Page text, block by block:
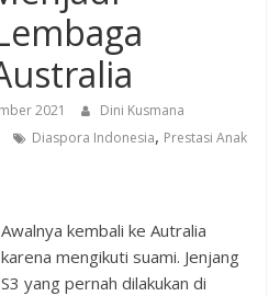
2021
Dini Kusmana
Diaspora Indonesia, Prestasi Anak
Awalnya kembali ke Autralia
karena mengikuti suami. Jenjang
S3 yang pernah dilakukan di